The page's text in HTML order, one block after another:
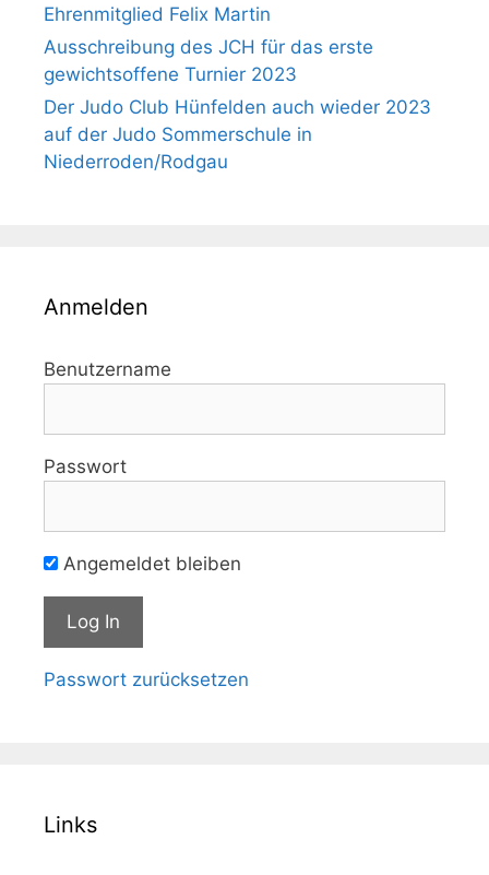
Ehrenmitglied Felix Martin
Ausschreibung des JCH für das erste
gewichtsoffene Turnier 2023
Der Judo Club Hünfelden auch wieder 2023
auf der Judo Sommerschule in
Niederroden/Rodgau
Anmelden
Benutzername
Passwort
Angemeldet bleiben
Passwort zurücksetzen
Links